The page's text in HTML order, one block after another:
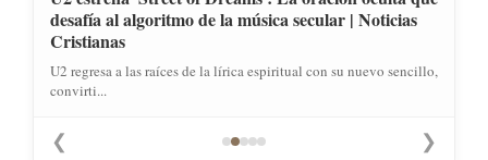
desafía al algoritmo de la música secular | Noticias
Cristianas
U2 regresa a las raíces de la lírica espiritual con su nuevo sencillo,
convirti...
❮ ❯